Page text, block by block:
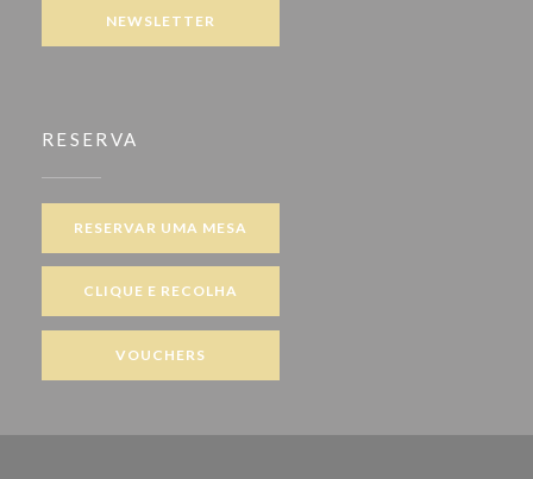
NEWSLETTER
RESERVA
RESERVAR UMA MESA
CLIQUE E RECOLHA
VOUCHERS